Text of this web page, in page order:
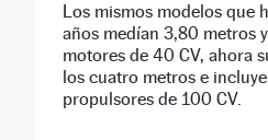
Los mismos modelos que
años medían 3,80 metros
motores de 40 CV, ahora
los cuatro metros e
propulsores de 100 CV.